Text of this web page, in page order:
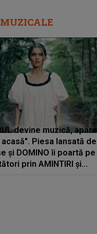
devine muzică, apare
acasă". Piesa lansată de
și DOMINO îi poartă pe
prin AMINTIRI și